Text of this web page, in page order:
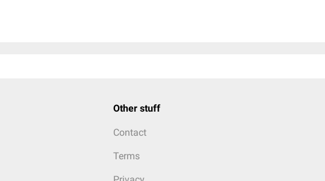
Other stuff
Contact
Terms